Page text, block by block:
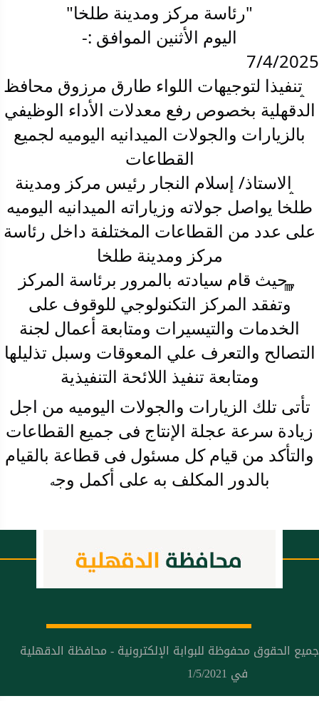
"رئاسة مركز ومدينة طلخا"
اليوم الأثنين الموافق :-
7/4/2025
تنفيذا لتوجيهات اللواء طارق مرزوق محافظ
الدقهلية بخصوص رفع معدلات الأداء الوظيفي
بالزيارات والجولات الميدانيه اليوميه لجميع
القطاعات
الاستاذ/ إسلام النجار رئيس مركز ومدينة
طلخا يواصل جولاته وزياراته الميدانيه اليوميه
على عدد من القطاعات المختلفة داخل رئاسة
مركز ومدينة طلخا
حيث قام سيادته بالمرور برئاسة المركز
وتفقد المركز التكنولوجي للوقوف على
الخدمات والتيسيرات ومتابعة أعمال لجنة
التصالح والتعرف علي المعوقات وسبل تذليلها
ومتابعة تنفيذ اللائحة التنفيذية
تأتى تلك الزيارات والجولات اليوميه من اجل
زيادة سرعة عجلة الإنتاج فى جميع القطاعات
والتأكد من قيام كل مسئول فى قطاعة بالقيام
بالدور المكلف به على أكمل وجه
جميع الحقوق محفوظة للبوابة الإلكترونية - محافظة الدقهلية
في 1/5/2021